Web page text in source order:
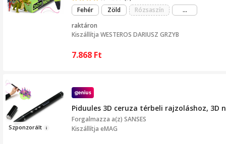
Fehér
Zöld Rózsaszín ...még
raktáron
Kiszállítja WESTEROS DARIUSZ GRZYB
7.868 Ft
Szponzorált
Piduules 3D ceruza térbeli rajzoláshoz,
Forgalmazza a(z) SANSES
Kiszállítja eMAG